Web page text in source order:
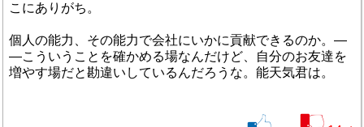
こにありがち。
個人の能力、その能力で会社にいかに貢献できるのか。―
―こういうことを確かめる場なんだけど、自分のお友達を
増やす場だと勘違いしているんだろうな。能天気君は。